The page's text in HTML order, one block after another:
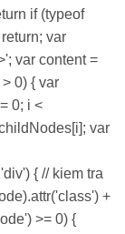
if (typeof
var
var content =
0) { var
0; i <
var
{ // kiem tra
+
>= 0) {